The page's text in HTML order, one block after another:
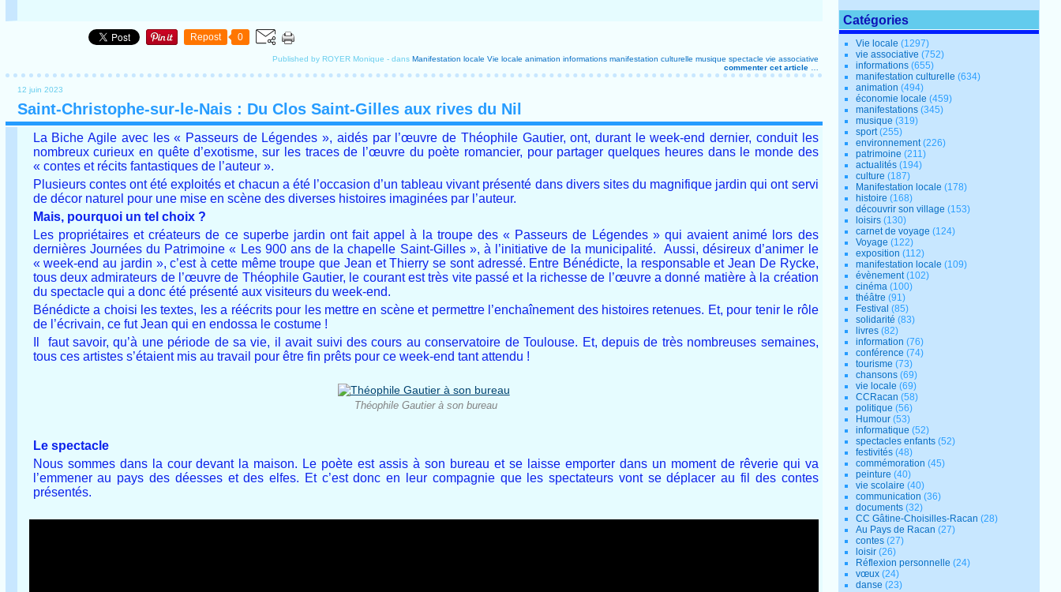
Repost 0
Published by ROYER Monique -dans Manifestation locale Vie locale animation informations manifestation culturelle musique spectacle vie associative
commenter cet article
12 juin 2023
Saint-Christophe-sur-le-Nais : Du Clos Saint-Gilles aux rives du Nil
La Biche Agile avec les « Passeurs de Légendes », aidés par l’œuvre de Théophile Gautier, ont, durant le week-end dernier, conduit les
nombreux curieux en quête d’exotisme, sur les traces de l’œuvre du poète romancier, pour partager quelques heures dans le monde des
« contes et récits fantastiques de l’auteur ».
Plusieurs contes ont été exploités et chacun a été l’occasion d’un tableau vivant présenté dans divers sites du magnifique jardin qui ont servi
de décor naturel pour une mise en scène des diverses histoires imaginées par l’auteur.
Mais, pourquoi un tel choix ?
Les propriétaires et créateurs de ce superbe jardin ont fait appel à la troupe des « Passeurs de Légendes » qui avaient animé lors des
dernières Journées du Patrimoine « Les 900 ans de la chapelle Saint-Gilles », à l’initiative de la municipalité. Aussi, désireux d’animer le
« week-end au jardin », c’est à cette même troupe que Jean et Thierry se sont adressé. Entre Bénédicte, la responsable et Jean De Rycke,
tous deux admirateurs de l’œuvre de Théophile Gautier, le courant est très vite passé et la richesse de l’œuvre a donné matière à la création
du spectacle qui a donc été présenté aux visiteurs du week-end.
Bénédicte a choisi les textes, les a réécrits pour les mettre en scène et permettre l’enchaînement des histoires retenues. Et, pour tenir le rôle
de l’écrivain, ce fut Jean qui en endossa le costume !
Il faut savoir, qu’à une période de sa vie, il avait suivi des cours au conservatoire de Toulouse. Et, depuis de très nombreuses semaines,
tous ces artistes s’étaient mis au travail pour être fin prêts pour ce week-end tant attendu !
Théophile Gautier à son bureau
Le spectacle
Nous sommes dans la cour devant la maison. Le poète est assis à son bureau et se laisse emporter dans un moment de rêverie qui va
l’emmener au pays des déesses et des elfes. Et c’est donc en leur compagnie que les spectateurs vont se déplacer au fil des contes
présentés.
Catégories
Vie locale (1297)
vie associative (752)
informations (655)
manifestation culturelle (634)
animation (494)
économie locale (459)
manifestations (345)
musique (319)
sport(255)
environnement(226)
patrimoine (211)
actualités (194)
culture (187)
Manifestation locale (178)
histoire (168)
découvrir son village (153)
loisirs (130)
carnet de voyage (124)
Voyage (122)
exposition (112)
manifestation locale (109)
évènement(102)
cinéma (100)
théâtre (91)
Festival (85)
solidarité (83)
livres (82)
information (76)
conférence (74)
tourisme (73)
chansons (69)
vie locale (69)
CCRacan (58)
politique (56)
Humour (53)
informatique (52)
spectacles enfants (52)
festivités (48)
commémoration (45)
peinture (40)
vie scolaire (40)
communication (36)
documents (32)
CC Gâtine-Choisilles-Racan (28)
Au Pays de Racan (27)
contes (27)
loisir (26)
Réflexion personnelle (24)
vœux (24)
danse (23)